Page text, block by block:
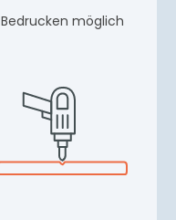
Bedrucken möglich